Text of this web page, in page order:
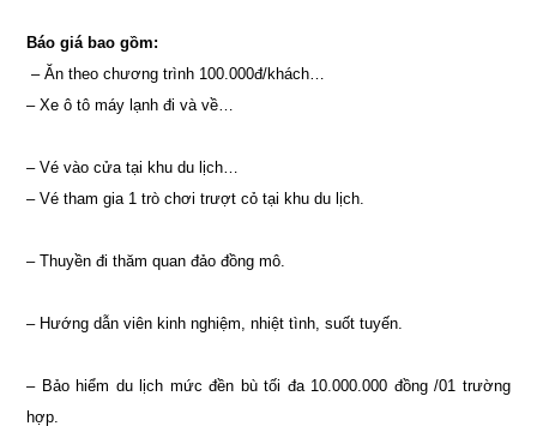
Báo giá bao gồm:
– Ăn theo chương trình 100.000đ/khách…
– Xe ô tô máy lạnh đi và về…
– Vé vào cửa tại khu du lịch…
– Vé tham gia 1 trò chơi trượt cỏ tại khu du lịch.
– Thuyền đi thăm quan đảo đồng mô.
– Hướng dẫn viên kinh nghiệm, nhiệt tình, suốt tuyến.
– Bảo hiểm du lịch mức đền bù tối đa 10.000.000 đồng /01 trường
hợp.